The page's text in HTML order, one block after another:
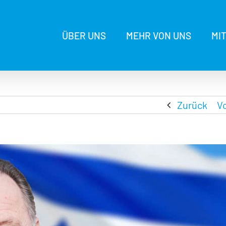
ÜBER UNS MEHR VON UNS
Zurück